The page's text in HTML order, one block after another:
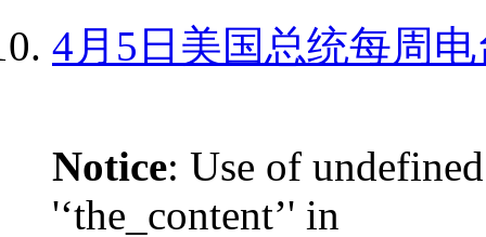
4月5日美国总统每周
Notice: Use of
'‘the_content’' in